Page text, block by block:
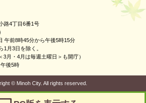
路4丁目6番1号
午前8時45分から午後5時15分
1月3日を除く。
月・4月は毎週土曜日＞も開庁）
後5時
©Minoh City. All rights reserved.